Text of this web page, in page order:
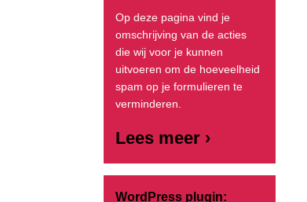
Op deze pagina vind je
omschrijving van de acties
die wij voor je kunnen
uitvoeren om de hoeveelheid
spam op je formulieren te
verminderen.
Lees meer ›
WordPress plugin: